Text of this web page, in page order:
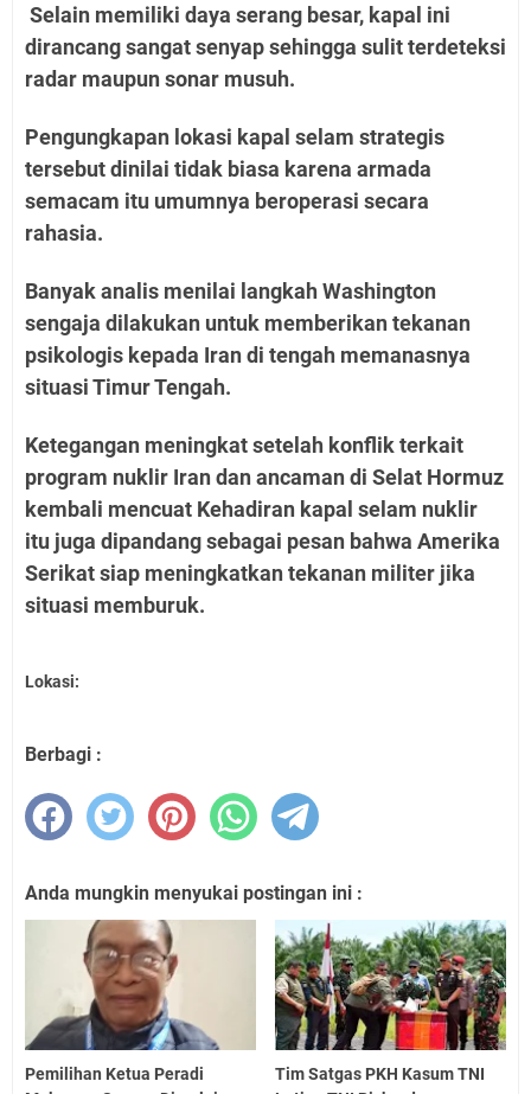
Selain memiliki daya serang besar, kapal ini
dirancang sangat senyap sehingga sulit terdeteksi
radar maupun sonar musuh.
Pengungkapan lokasi kapal selam strategis
tersebut dinilai tidak biasa karena armada
semacam itu umumnya beroperasi secara
rahasia.
Banyak analis menilai langkah Washington
sengaja dilakukan untuk memberikan tekanan
psikologis kepada Iran di tengah memanasnya
situasi Timur Tengah.
Ketegangan meningkat setelah konflik terkait
program nuklir Iran dan ancaman di Selat Hormuz
kembali mencuat Kehadiran kapal selam nuklir
itu juga dipandang sebagai pesan bahwa Amerika
Serikat siap meningkatkan tekanan militer jika
situasi memburuk.
Lokasi:
Berbagi :
Anda mungkin menyukai postingan ini :
Pemilihan Ketua Peradi
Tim Satgas PKH Kasum TNI